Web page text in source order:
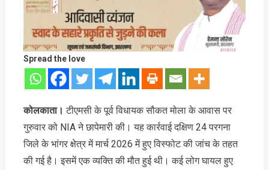
Spread the love
कोलकाता। टीएमसी के पूर्व विधायक सौकत मोला के आवास पर
गुरुवार को NIA ने छापेमारी की। यह कार्रवाई दक्षिण 24 परगना
जिले के भांगर क्षेत्र में मार्च 2026 में हुए विस्फोट की जांच के तहत
की गई है। इसमें एक व्यक्ति की मौत हुई थी। कई लोग घायल हुए